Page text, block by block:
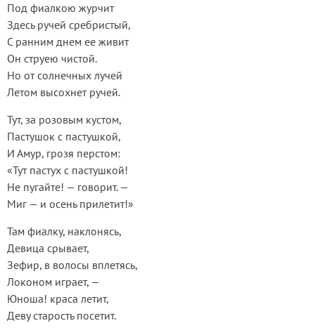
Под фиалкою журчит
Здесь ручей сребристый,
С ранним днем ее живит
Он струею чистой.
Но от солнечных лучей
Летом высохнет ручей.
Тут, за розовым кустом,
Пастушок с пастушкой,
И Амур, грозя перстом:
«Тут пастух с пастушкой!
Не пугайте! — говорит. —
Миг — и осень прилетит!»
Там фиалку, наклонясь,
Девица срывает,
Зефир, в волосы вплетясь,
Локоном играет, —
Юноша! краса летит,
Деву старость посетит.